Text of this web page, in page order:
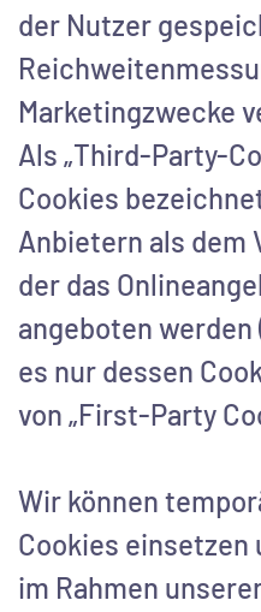
der Nutzer
Marketingzwecke
Als „Third-Party-
Cookies
Anbietern als dem
der das
angeboten
es nur dessen
von „First-Party
Wir können
Cookies einsetzen
im Rahmen